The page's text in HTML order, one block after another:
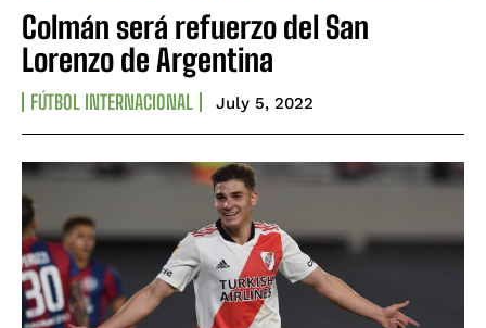
Colmán será refuerzo del San
Lorenzo de Argentina
FÚTBOL INTERNACIONAL July 5, 2022